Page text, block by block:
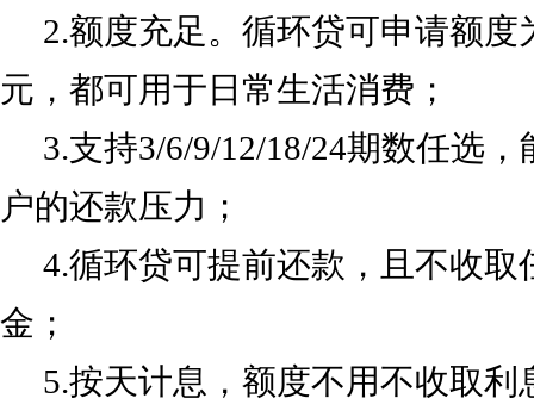
2.额度充足。循环贷可申请额度
元，都可用于日常生活消费；
3.支持3/6/9/12/18/24期数任选
户的还款压力；
4.循环贷可提前还款，且不收取
金；
5.按天计息，额度不用不收取利